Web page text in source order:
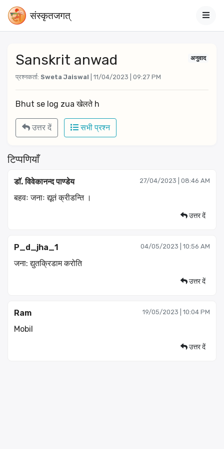
संस्‍कृतजगत्
Sanskrit anwad
प्रश्नकर्ता: Sweta Jaiswal | 11/04/2023 | 09:27 PM
अनुवाद
Bhut se log zua खेलते h
उत्तर दें सभी प्रश्न
टिप्पणियाँ
डाॅ. विवेकानन्द पाण्डेय 27/04/2023 | 08:46 AM
बहवः जनाः द्यूतं क्रीडन्ति ।
उत्तर दें
P_d_jha_1 04/05/2023 | 10:56 AM
जना: द्युतक्रिडाम करोति
उत्तर दें
Ram 19/05/2023 | 10:04 PM
Mobil
उत्तर दें